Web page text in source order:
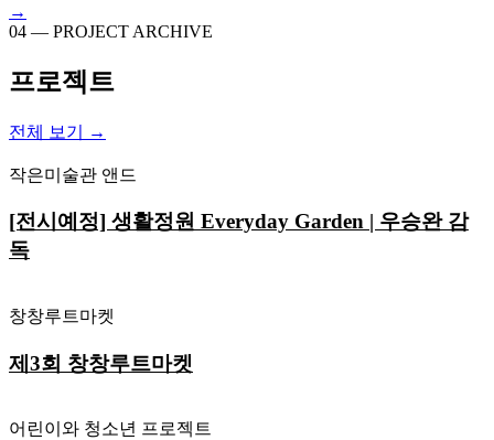
→
04 — PROJECT ARCHIVE
프로젝트
전체 보기 →
작은미술관 앤드
[전시예정] 생활정원 Everyday Garden | 우승완 감
독
창창루트마켓
제3회 창창루트마켓
어린이와 청소년 프로젝트